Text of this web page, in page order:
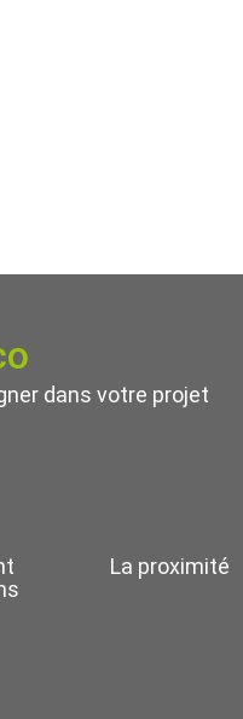
dans votre projet
La proximité